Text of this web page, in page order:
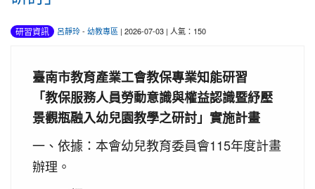
研習資訊 呂靜玲- 幼教專區 | 2026-07-03 | 人氣：150
臺南市教育產業工會教保專業知能研習
「教保服務人員勞動意識與權益認識暨紓壓
景觀瓶融入幼兒園教學之研討」實施計畫
一、依據：本會幼兒教育委員會115年度計畫
辦理。